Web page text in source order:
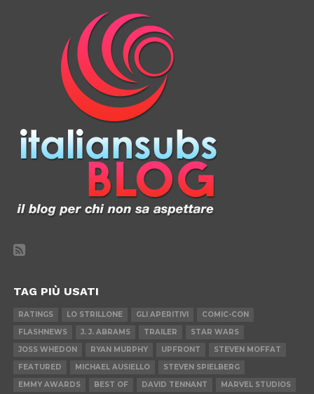
TAG PIÙ USATI
RATINGS LO STRILLONE GLI APERITIVI
COMIC-CON
FLASHNEWS
J. J. ABRAMS TRAILER
STAR WARS
JOSS WHEDON
RYAN MURPHY UPFRONT
STEVEN MOFFAT
FEATURED
MICHAEL AUSIELLO
STEVEN SPIELBERG
EMMY AWARDS
BEST OF DAVID TENNANT
MARVEL STUDIOS